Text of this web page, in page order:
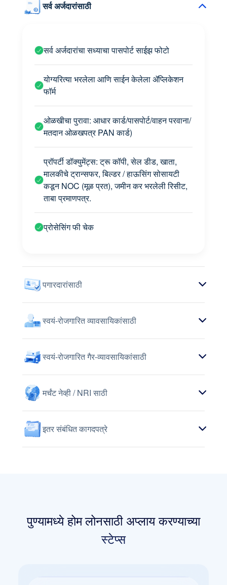
सर्व अर्जदारांसाठी
सर्व अर्जदारांचा सध्याचा पासपोर्ट साईझ फोटो
योग्यरित्या भरलेला आणि साईन केलेला ॲप्लिकेशन
फॉर्म
ओळखीचा पुरावा: आधार कार्ड/पासपोर्ट/वाहन परवाना/
मतदान ओळखपत्र PAN कार्ड)
प्रॉपर्टी डॉक्युमेंट्स: ट्रू कॉपी, सेल डीड, खाता,
मालकीचे ट्रान्सफर, बिल्डर / हाऊसिंग सोसायटी
कडून NOC (मूळ प्रत), जमीन कर भरलेली रिसीट,
ताबा प्रमाणपत्र.
प्रोसेसिंग फी चेक
पगारदारांसाठी
स्वयं-रोजगारित व्यावसायिकांसाठी
स्वयं-रोजगारित गैर-व्यावसायिकांसाठी
मर्चंट नेव्ही / NRI साठी
इतर संबंधित कागदपत्रे
पुण्यामध्ये होम लोनसाठी अप्लाय करण्याच्या
स्टेप्स